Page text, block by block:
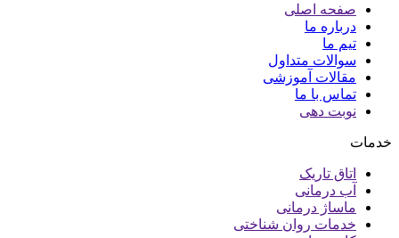
صفحه اصلی
درباره ما
تیم ما
سوالات متداول
مقالات آموزشی
تماس با ما
نوبت دهی
خدمات
اتاق تاریک
آب درمانی
ماساژ درمانی
خدمات روان شناختی